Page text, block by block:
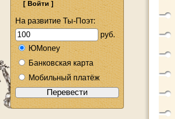
На развитие Ты-Поэт:
руб.
ЮMoney
Банковская карта
Мобильный платёж